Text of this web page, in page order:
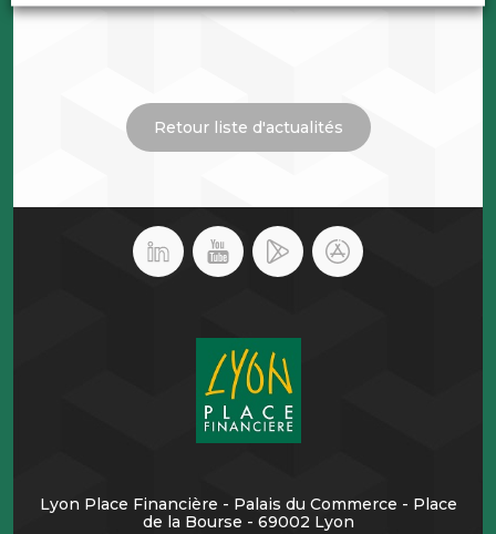
Retour liste d'actualités
Lyon Place Financière - Palais du Commerce - Place
de la Bourse - 69002 Lyon